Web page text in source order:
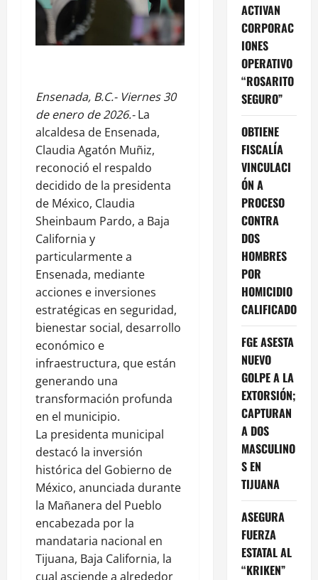
Ensenada, B.C.- Viernes 30
de enero de 2026.-La
alcaldesa de Ensenada,
Claudia Agatón Muñiz,
reconoció el respaldo
decidido de la presidenta
de México, Claudia
Sheinbaum Pardo, a Baja
California y
particularmente a
Ensenada, mediante
acciones e inversiones
estratégicas en seguridad,
bienestar social, desarrollo
económico e
infraestructura, que están
generando una
transformación profunda
en el municipio.
La presidenta municipal
destacó la inversión
histórica del Gobierno de
México, anunciada durante
la Mañanera del Pueblo
encabezada por la
mandataria nacional en
Tijuana, Baja California, la
cual asciende a alrededor
ACTIVAN
CORPORAC
IONES
OPERATIVO
“ROSARITO
SEGURO”
OBTIENE
FISCALÍA
VINCULACI
ÓN A
PROCESO
CONTRA
DOS
HOMBRES
POR
HOMICIDIO
CALIFICADO
FGE ASESTA
NUEVO
GOLPE A LA
EXTORSIÓN;
CAPTURAN
A DOS
MASCULINO
S EN
TIJUANA
ASEGURA
FUERZA
ESTATAL AL
“KRIKEN”